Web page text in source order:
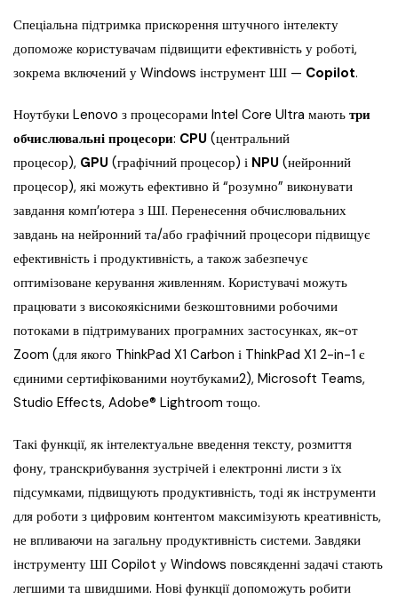
Спеціальна підтримка прискорення штучного інтелекту
допоможе користувачам підвищити ефективність у роботі,
зокрема включений у Windows інструмент ШІ — Copilot.
Ноутбуки Lenovo з процесорами Intel Core Ultra мають три
обчислювальні процесори: CPU (центральний
процесор), GPU (графічний процесор) і NPU (нейронний
процесор), які можуть ефективно й “розумно” виконувати
завдання комп’ютера з ШІ. Перенесення обчислювальних
завдань на нейронний та/або графічний процесори підвищує
ефективність і продуктивність, а також забезпечує
оптимізоване керування живленням. Користувачі можуть
працювати з високоякісними безкоштовними робочими
потоками в підтримуваних програмних застосунках, як-от
Zoom (для якого ThinkPad X1 Carbon і ThinkPad X1 2-in-1 є
єдиними сертифікованими ноутбуками2), Microsoft Teams,
Studio Effects, Adobe® Lightroom тощо.
Такі функції, як інтелектуальне введення тексту, розмиття
фону, транскрибування зустрічей і електронні листи з їх
підсумками, підвищують продуктивність, тоді як інструменти
для роботи з цифровим контентом максимізують креативність,
не впливаючи на загальну продуктивність системи. Завдяки
інструменту ШІ Copilot у Windows повсякденні задачі стають
легшими та швидшими. Нові функції допоможуть робити